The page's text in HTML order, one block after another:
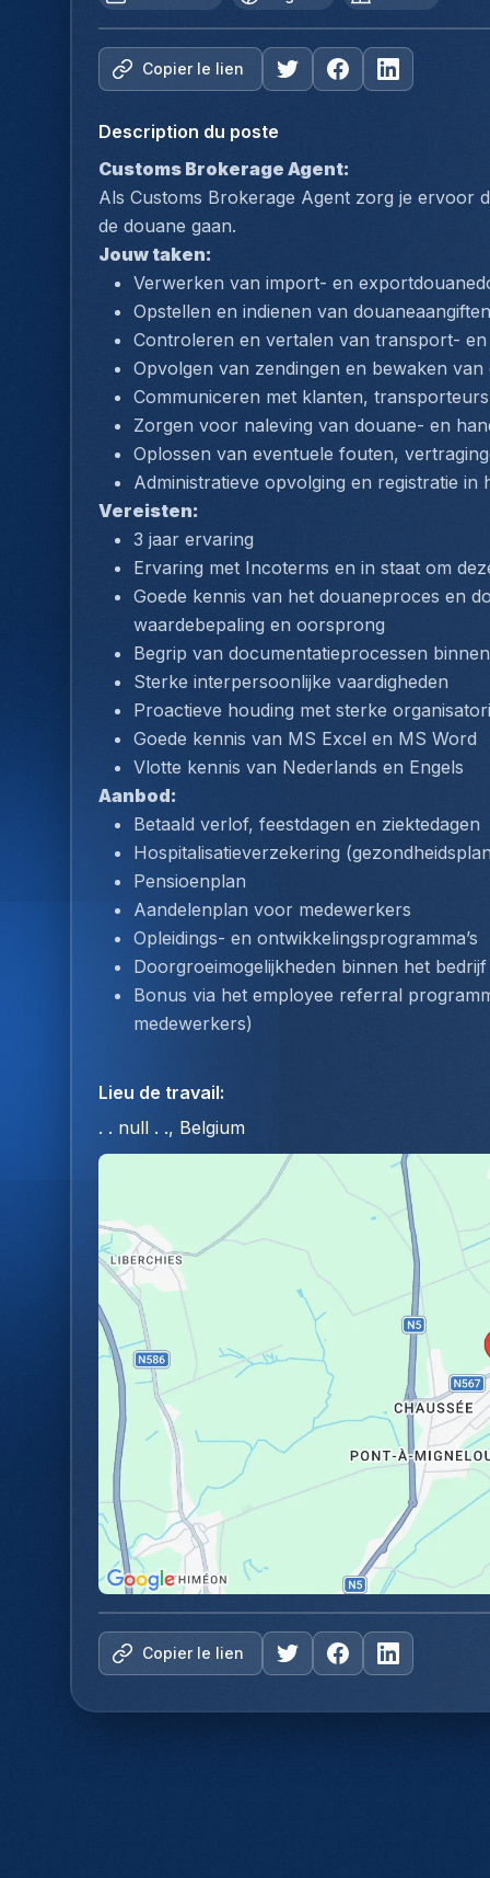
Copier le lien
Description du poste
Customs Brokerage Agent:
Als Customs Brokerage Agent zorg je ervoor
de douane gaan.
Jouw taken:
Verwerken van import- en
Opstellen en indienen van douaneaangiften
Controleren en vertalen van transport-
Opvolgen van zendingen en bewaken
Communiceren met klanten,
Zorgen voor naleving van douane- en
Oplossen van eventuele fouten,
Administratieve opvolging en registratie in
Vereisten:
3 jaar ervaring
Ervaring met Incoterms en in staat om
Goede kennis van het douaneproces en
waardebepaling en oorsprong
Begrip van documentatieprocessen
Sterke interpersoonlijke vaardigheden
Proactieve houding met sterke
Goede kennis van MS Excel en MS Word
Vlotte kennis van Nederlands en Engels
Aanbod:
Betaald verlof, feestdagen en ziektedagen
Hospitalisatieverzekering
Pensioenplan
Aandelenplan voor medewerkers
Opleidings- en ontwikkelingsprogramma’s
Doorgroeimogelijkheden binnen het bedrijf
Bonus via het employee referral
medewerkers)
Lieu de travail:
. . null . ., Belgium
Copier le lien